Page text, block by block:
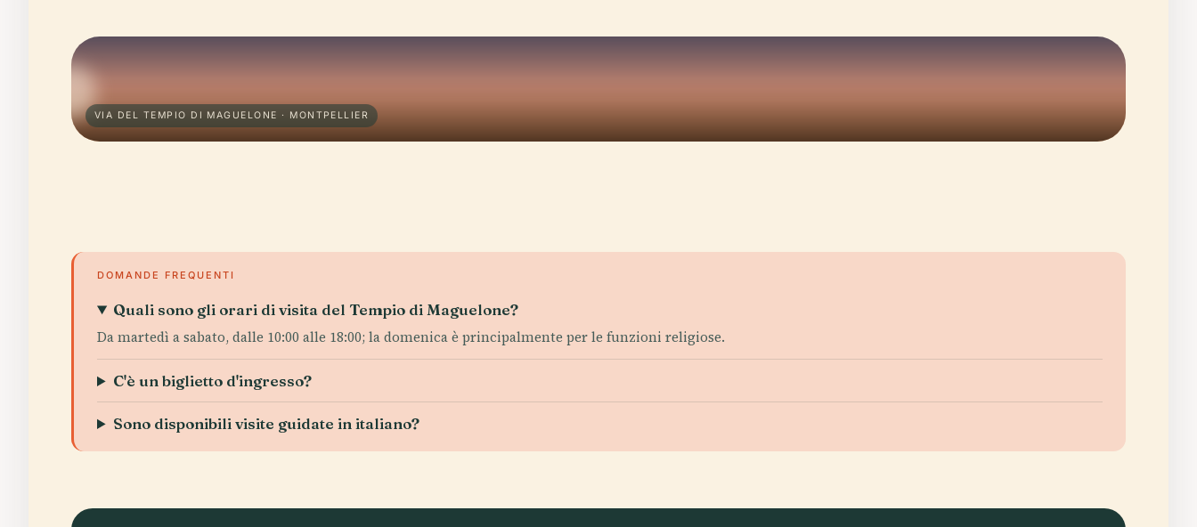
VIA DEL TEMPIO DI MAGUELONE · MONTPELLIER
DOMANDE FREQUENTI
Quali sono gli orari di visita del Tempio di Maguelone?
Da martedì a sabato, dalle 10:00 alle 18:00; la domenica è principalmente per le funzioni religiose.
C'è un biglietto d'ingresso?
Sono disponibili visite guidate in italiano?